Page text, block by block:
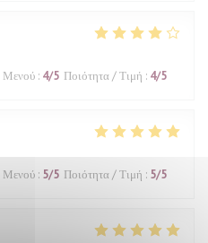
Μενού : 4/5 Ποιότητα / Τιμή : 4/5
Μενού : 5/5 Ποιότητα / Τιμή : 5/5